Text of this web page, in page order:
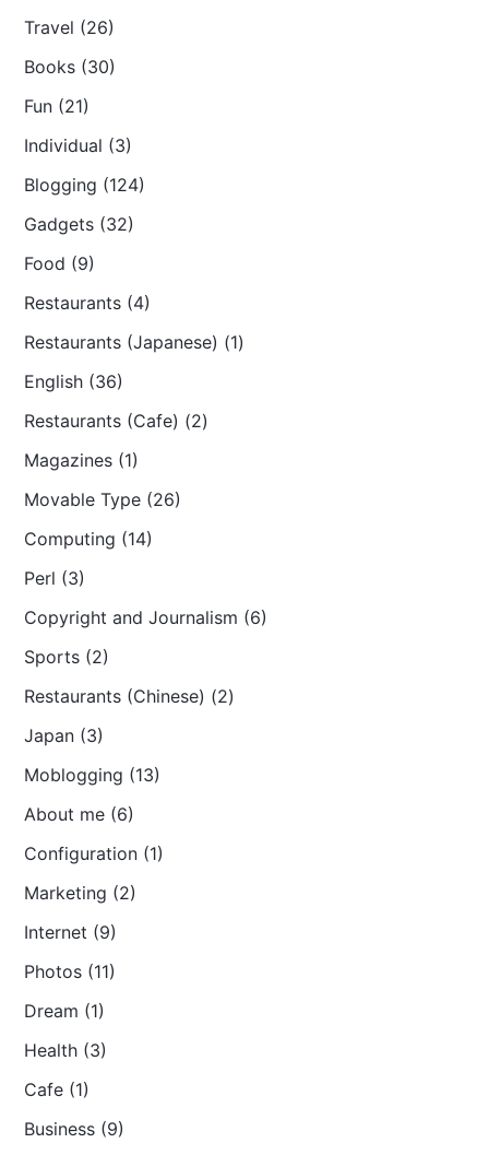
Travel (26)
Books (30)
Fun (21)
Individual (3)
Blogging (124)
Gadgets (32)
Food (9)
Restaurants (4)
Restaurants (Japanese) (1)
English (36)
Restaurants (Cafe) (2)
Magazines (1)
Movable Type (26)
Computing (14)
Perl (3)
Copyright and Journalism (6)
Sports (2)
Restaurants (Chinese) (2)
Japan (3)
Moblogging (13)
About me (6)
Configuration (1)
Marketing (2)
Internet (9)
Photos (11)
Dream (1)
Health (3)
Cafe (1)
Business (9)